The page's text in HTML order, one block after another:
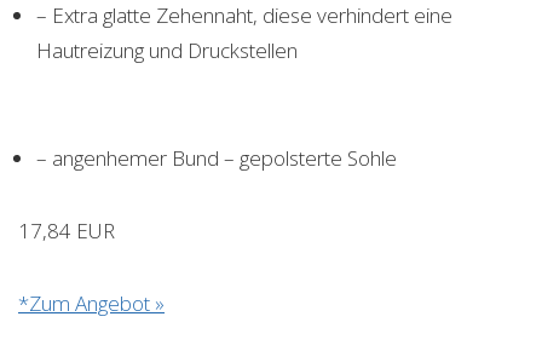
– Extra glatte Zehennaht, diese verhindert eine
Hautreizung und Druckstellen
– angenhemer Bund – gepolsterte Sohle
17,84 EUR
*Zum Angebot »